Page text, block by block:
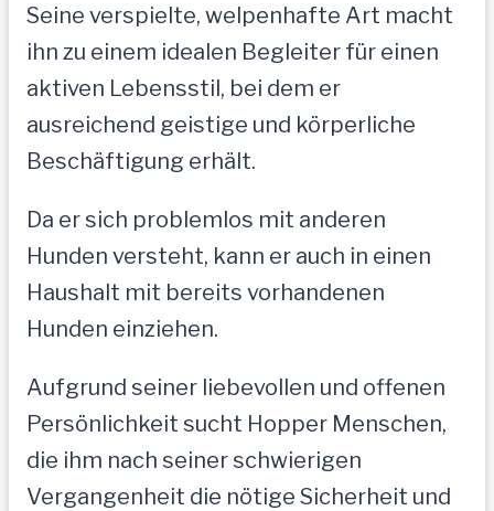
Seine verspielte, welpenhafte Art macht
ihn zu einem idealen Begleiter für einen
aktiven Lebensstil, bei dem er
ausreichend geistige und körperliche
Beschäftigung erhält.
Da er sich problemlos mit anderen
Hunden versteht, kann er auch in einen
Haushalt mit bereits vorhandenen
Hunden einziehen.
Aufgrund seiner liebevollen und offenen
Persönlichkeit sucht Hopper Menschen,
die ihm nach seiner schwierigen
Vergangenheit die nötige Sicherheit und